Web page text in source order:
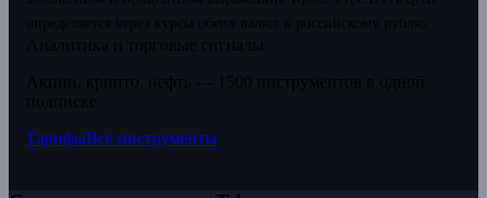
ТарифыВсе инструменты